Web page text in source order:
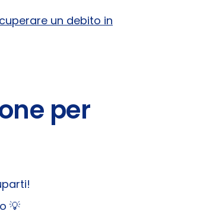
un debito in
per
💡